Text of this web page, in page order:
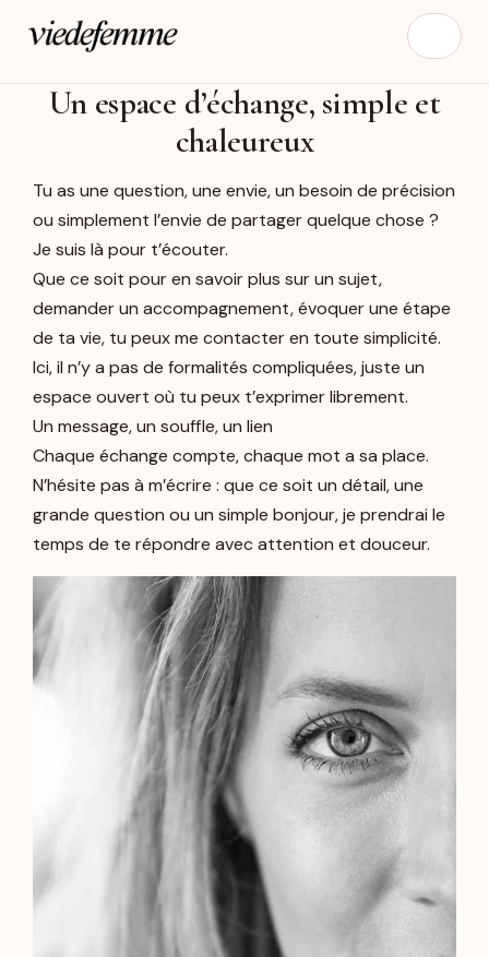
Un espace d’échange, simple et
chaleureux
Tu as une question, une envie, un besoin de précision
ou simplement l’envie de partager quelque chose ?
Je suis là pour t’écouter.
Que ce soit pour en savoir plus sur un sujet,
demander un accompagnement, évoquer une étape
de ta vie, tu peux me contacter en toute simplicité.
Ici, il n’y a pas de formalités compliquées, juste un
espace ouvert où tu peux t’exprimer librement.
Un message, un souffle, un lien
Chaque échange compte, chaque mot a sa place.
N’hésite pas à m’écrire : que ce soit un détail, une
grande question ou un simple bonjour, je prendrai le
temps de te répondre avec attention et douceur.